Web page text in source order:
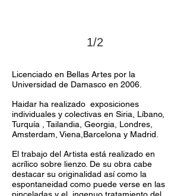
1/2
Licenciado en Bellas Artes por la
Universidad de Damasco en 2006.
Haidar ha realizado exposiciones
individuales y colectivas en Siria, Líbano,
Turquía , Tailandia, Georgia, Londres,
Amsterdam, Viena,Barcelona y Madrid.
El trabajo del Artista está realizado en
acrílico sobre lienzo. De su obra cabe
destacar su originalidad así como la
espontaneidad como puede verse en las